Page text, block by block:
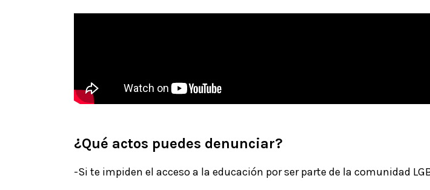
¿Qué actos puedes denunciar?
-Si te impiden el acceso a la educación por ser parte de la comunidad